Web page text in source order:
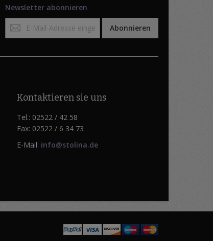
Newsletter abonnieren
zum
Abonnieren
Kontaktieren sie uns
Tel.: 02522 / 42 58
Fax: 02522 / 6 34 73
E-Mail: info@stolina.de